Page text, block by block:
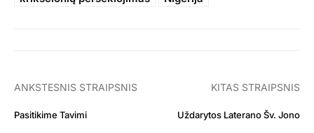
ANKSTESNIS STRAIPSNIS
Pasitikime Tavimi
KITAS STRAIPSNIS
Uždarytos Laterano Šv. Jono